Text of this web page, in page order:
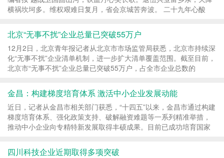
横祸坎坷多。维权艰难日复月，省会京城苦奔波。 二十九年心酸
北京“无事不扰”企业总量已突破55万户
12月2日，北京青年报记者从北京市市场监管局获悉，北京市持续深
化“无事不扰”企业清单机制，进一步扩大清单覆盖范围。截至目前，
北京市“无事不扰”企业总量已突破55万户，占全市企业总数的
金昌：构建梯度培育体系 激活中小企业发展动能
近日，记者从金昌市相关部门获悉，“十四五”以来，金昌市通过构建
梯度培育体系、强化政策支持、破解融资难题等一系列精准举措，
推动中小企业向专精特新发展取得丰硕成果。目前已成功培育国家
四川科技企业近期取得多项突破